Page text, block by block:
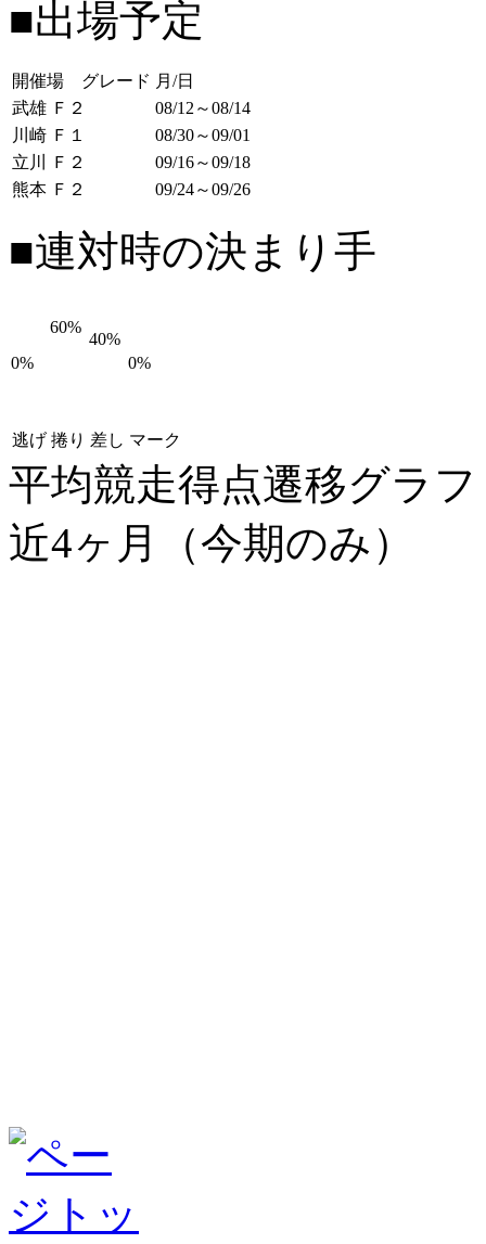
■出場予定
開催場 グレード 月/日
武雄 Ｆ２
08/12～08/14
川崎 Ｆ１
08/30～09/01
立川 Ｆ２
09/16～09/18
熊本 Ｆ２
09/24～09/26
■連対時の決まり手
0%
60%
40%
0%
逃げ 捲り 差し マーク
平均競走得点遷移グラ
近4ヶ月（今期のみ）